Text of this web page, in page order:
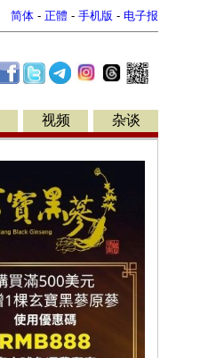
简体 - 正體 - 手机版 - 电子报
视频 杂谈